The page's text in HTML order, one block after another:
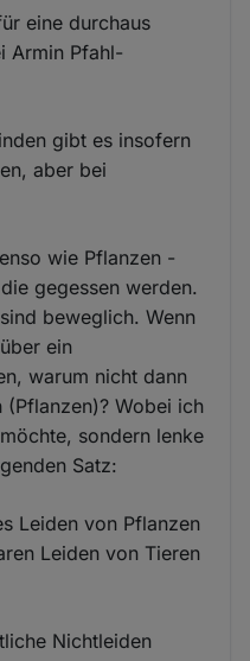
eine durchaus
Armin Pfahl-
gibt es insofern
aber bei
wie Pflanzen -
gegessen werden.
beweglich. Wenn
ein
warum nicht dann
Wobei ich
sondern lenke
Satz:
Leiden von Pflanzen
Leiden von Tieren
Nichtleiden